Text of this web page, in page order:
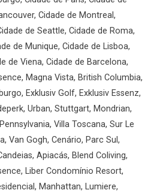
Cidade de Montreal,
de Seattle, Cidade de Roma,
de Munique, Cidade de Lisboa,
de Viena, Cidade de Barcelona,
Magna Vista, British Columbia,
Exklusiv Golf, Exklusiv Essenz,
Urban, Stuttgart, Mondrian,
Villa Toscana, Sur Le
Van Gogh, Cenário, Parc Sul,
Apiacás, Blend Coliving,
Liber Condomínio Resort,
Manhattan, Lumiere,